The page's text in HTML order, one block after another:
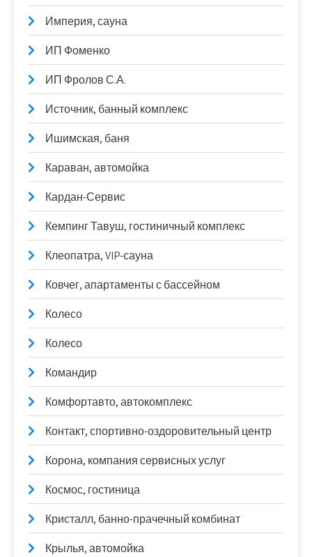
Империя, сауна
ИП Фоменко
ИП Фролов С.А.
Источник, банный комплекс
Ишимская, баня
Караван, автомойка
Кардан-Сервис
Кемпинг Тавуш, гостиничный комплекс
Клеопатра, VIP-сауна
Ковчег, апартаменты с бассейном
Колесо
Колесо
Командир
Комфортавто, автокомплекс
Контакт, спортивно-оздоровительный центр
Корона, компания сервисных услуг
Космос, гостиница
Кристалл, банно-прачечный комбинат
Крылья, автомойка